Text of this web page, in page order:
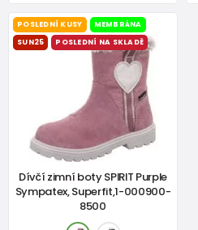
POSLEDNÍ KUSY
MEMBRÁNA
SUN25
POSLEDNÍ NA SKLADĚ
Dívčí zimní boty SPIRIT Purple
Sympatex, Superfit,1-000900-
8500